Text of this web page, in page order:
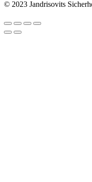
© 2023 Jandrisovits